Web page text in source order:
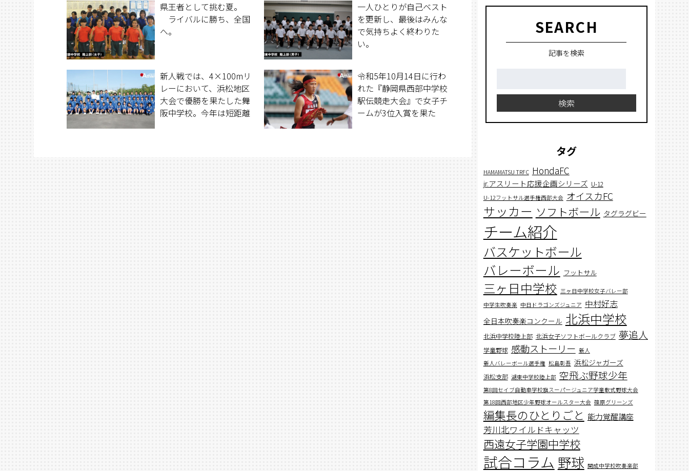
県王者として挑む夏。
ライバルに勝ち、全国
へ。
一人ひとりが自己ベスト
を更新し、最後はみんな
で気持ちよく終わりた
い。
新人戦では、4×100mリ
レーにおいて、浜松地区
大会で優勝を果たした舞
阪中学校。今年は短距離
令和5年10月14日に行わ
れた『静岡県西部中学校
駅伝競走大会』で女子チ
ームが3位入賞を果た
SEARCH
記事を検索
検索
タグ
HAMAMATSU TRFC HondaFC
jr.アスリート応援企画シリーズ U-12
U-12フットサル選手権西部大会 オイスカFC
サッカー ソフトボール タグラグビー
チーム紹介
バスケットボール
バレーボール フットサル
三ヶ日中学校 三ヶ日中学校女子バレー部
中学生吹奏楽 中日ドラゴンズジュニア 中村好志
全日本吹奏楽コンクール 北浜中学校
北浜中学校陸上部 北浜女子ソフトボールクラブ 夢追人
学童野球 感動ストーリー 新人
新人バレーボール選手権 松島彰吾 浜松ジャガーズ
浜松支部 湖東中学校陸上部 空飛ぶ野球少年
第8回セイブ自動車学校旗スーパージュニア学童軟式野球大会
第18回西部地区少年野球オールスター大会 篠原グリーンズ
編集長のひとりごと 能力覚醒講座
芳川北ワイルドキャッツ
西遠女子学園中学校
試合コラム 野球 開成中学校吹奏楽部